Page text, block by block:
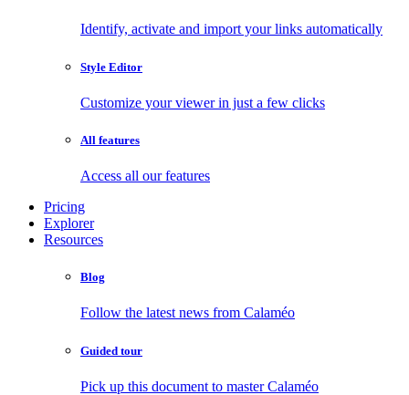
Identify, activate and import your links automatically
Style Editor
Customize your viewer in just a few clicks
All features
Access all our features
Pricing
Explorer
Resources
Blog
Follow the latest news from Calaméo
Guided tour
Pick up this document to master Calaméo